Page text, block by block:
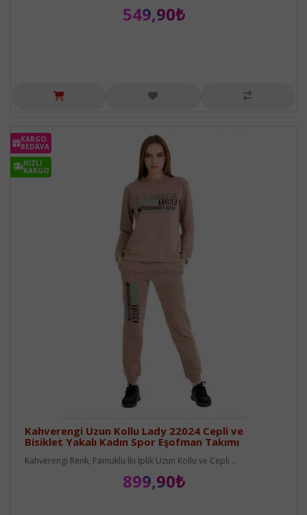
549,90₺
KARGO
BEDAVA
HIZLI
KARGO
Kahverengi Uzun Kollu Lady 22024 Cepli ve
Bisiklet Yakalı Kadın Spor Eşofman Takımı
Kahverengi Renk, Pamuklu İki İplik Uzun Kollu ve Cepli ..
899,90₺